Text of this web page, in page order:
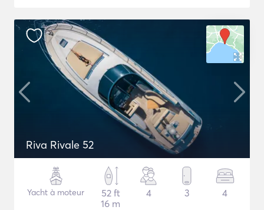
Riva Rivale 52
Yacht à moteur
52 ft
16 m
4 3 4